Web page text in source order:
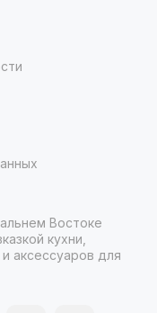
Востоке
кухни,
аксессуаров для